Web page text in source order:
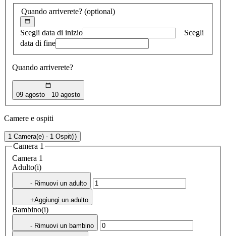
Quando arriverete? (optional)
Scegli data di inizio
Scegli
data di fine
Quando arriverete?
09 agosto 10 agosto
Camere e ospiti
1 Camera(e) - 1 Ospit(i)
Camera 1
Camera 1
Adulto(i)
- Rimuovi un adulto
+Aggiungi un adulto
Bambino(i)
- Rimuovi un bambino